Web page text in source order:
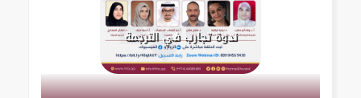
ندوة تجارب في الترجمة